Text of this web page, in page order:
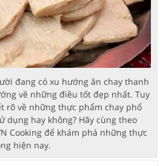
đang có xu hướng ăn chay thanh
về những điều tốt đẹp nhất. Tuy
rõ về những thực phẩm chay phổ
dụng hay không? Hãy cùng theo
Cooking để khám phá những thực
hiện nay.